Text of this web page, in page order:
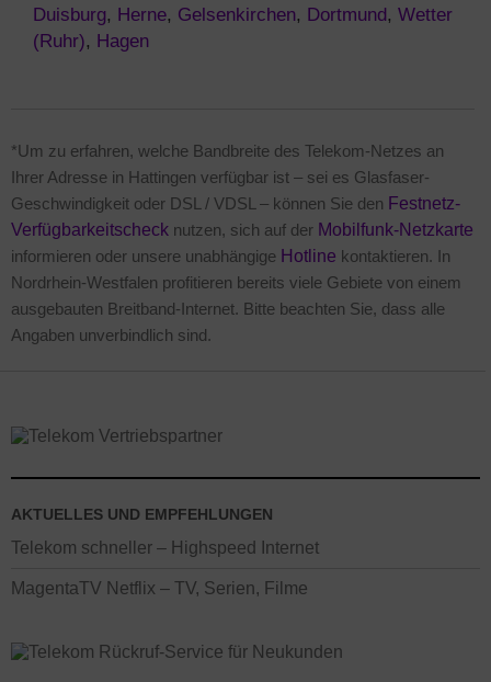
Duisburg, Herne, Gelsenkirchen, Dortmund, Wetter
(Ruhr), Hagen
*Um zu erfahren, welche Bandbreite des Telekom-Netzes an
Ihrer Adresse in Hattingen verfügbar ist – sei es Glasfaser-
Geschwindigkeit oder DSL / VDSL – können Sie den Festnetz-
Verfügbarkeitscheck nutzen, sich auf der Mobilfunk-Netzkarte
informieren oder unsere unabhängige Hotline kontaktieren. In
Nordrhein-Westfalen profitieren bereits viele Gebiete von einem
ausgebauten Breitband-Internet. Bitte beachten Sie, dass alle
Angaben unverbindlich sind.
AKTUELLES UND EMPFEHLUNGEN
Telekom schneller – Highspeed Internet
MagentaTV Netflix – TV, Serien, Filme